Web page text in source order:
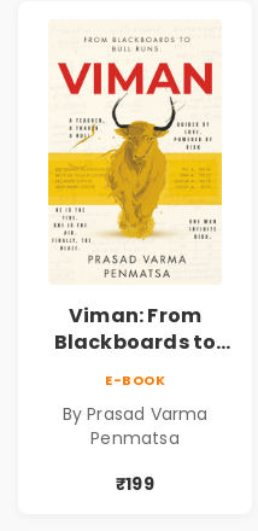
Viman: From
Blackboards to
Through Stock
Markets, Risk,
Love & Purpose |
E-BOOK
By Prasad Varma
Penmatsa
₹199